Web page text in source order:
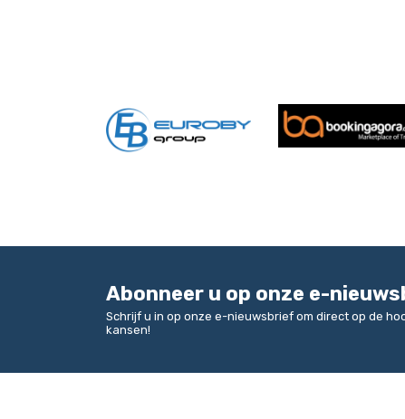
Abonneer u op onze e-
Schrijf u in op onze e-nieuwsbrief om direct op de
kansen!